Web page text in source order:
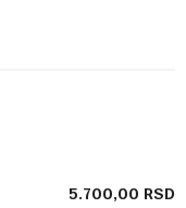
5.700,00 RSD